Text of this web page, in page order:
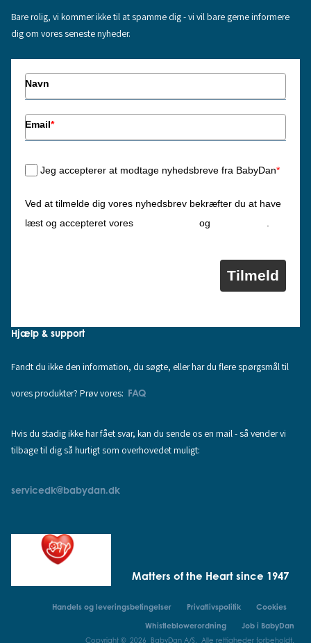
Bare rolig, vi kommer ikke til at spamme dig - vi vil bare gerne informere
dig om vores seneste nyheder.
Navn
Email*
Jeg accepterer at modtage nyhedsbreve fra BabyDan*
Ved at tilmelde dig vores nyhedsbrev bekræfter du at have
læst og accepteret vores
og
Tilmeld
Hjælp & support
Fandt du ikke den information, du søgte, eller har du flere spørgsmål til
vores produkter? Prøv vores: FAQ
Hvis du stadig ikke har fået svar, kan du sende os en mail - så vender vi
tilbage til dig så hurtigt som overhovedet muligt:
servicedk@babydan.dk
Matters of the Heart since 1947
Handels og leveringsbetingelser Privatlivspolitik
Cookies
Whistleblowerordning
Job i BabyDan
Copyright © 2026 BabyDan A/S. Alle rettigheder forbeholdt.